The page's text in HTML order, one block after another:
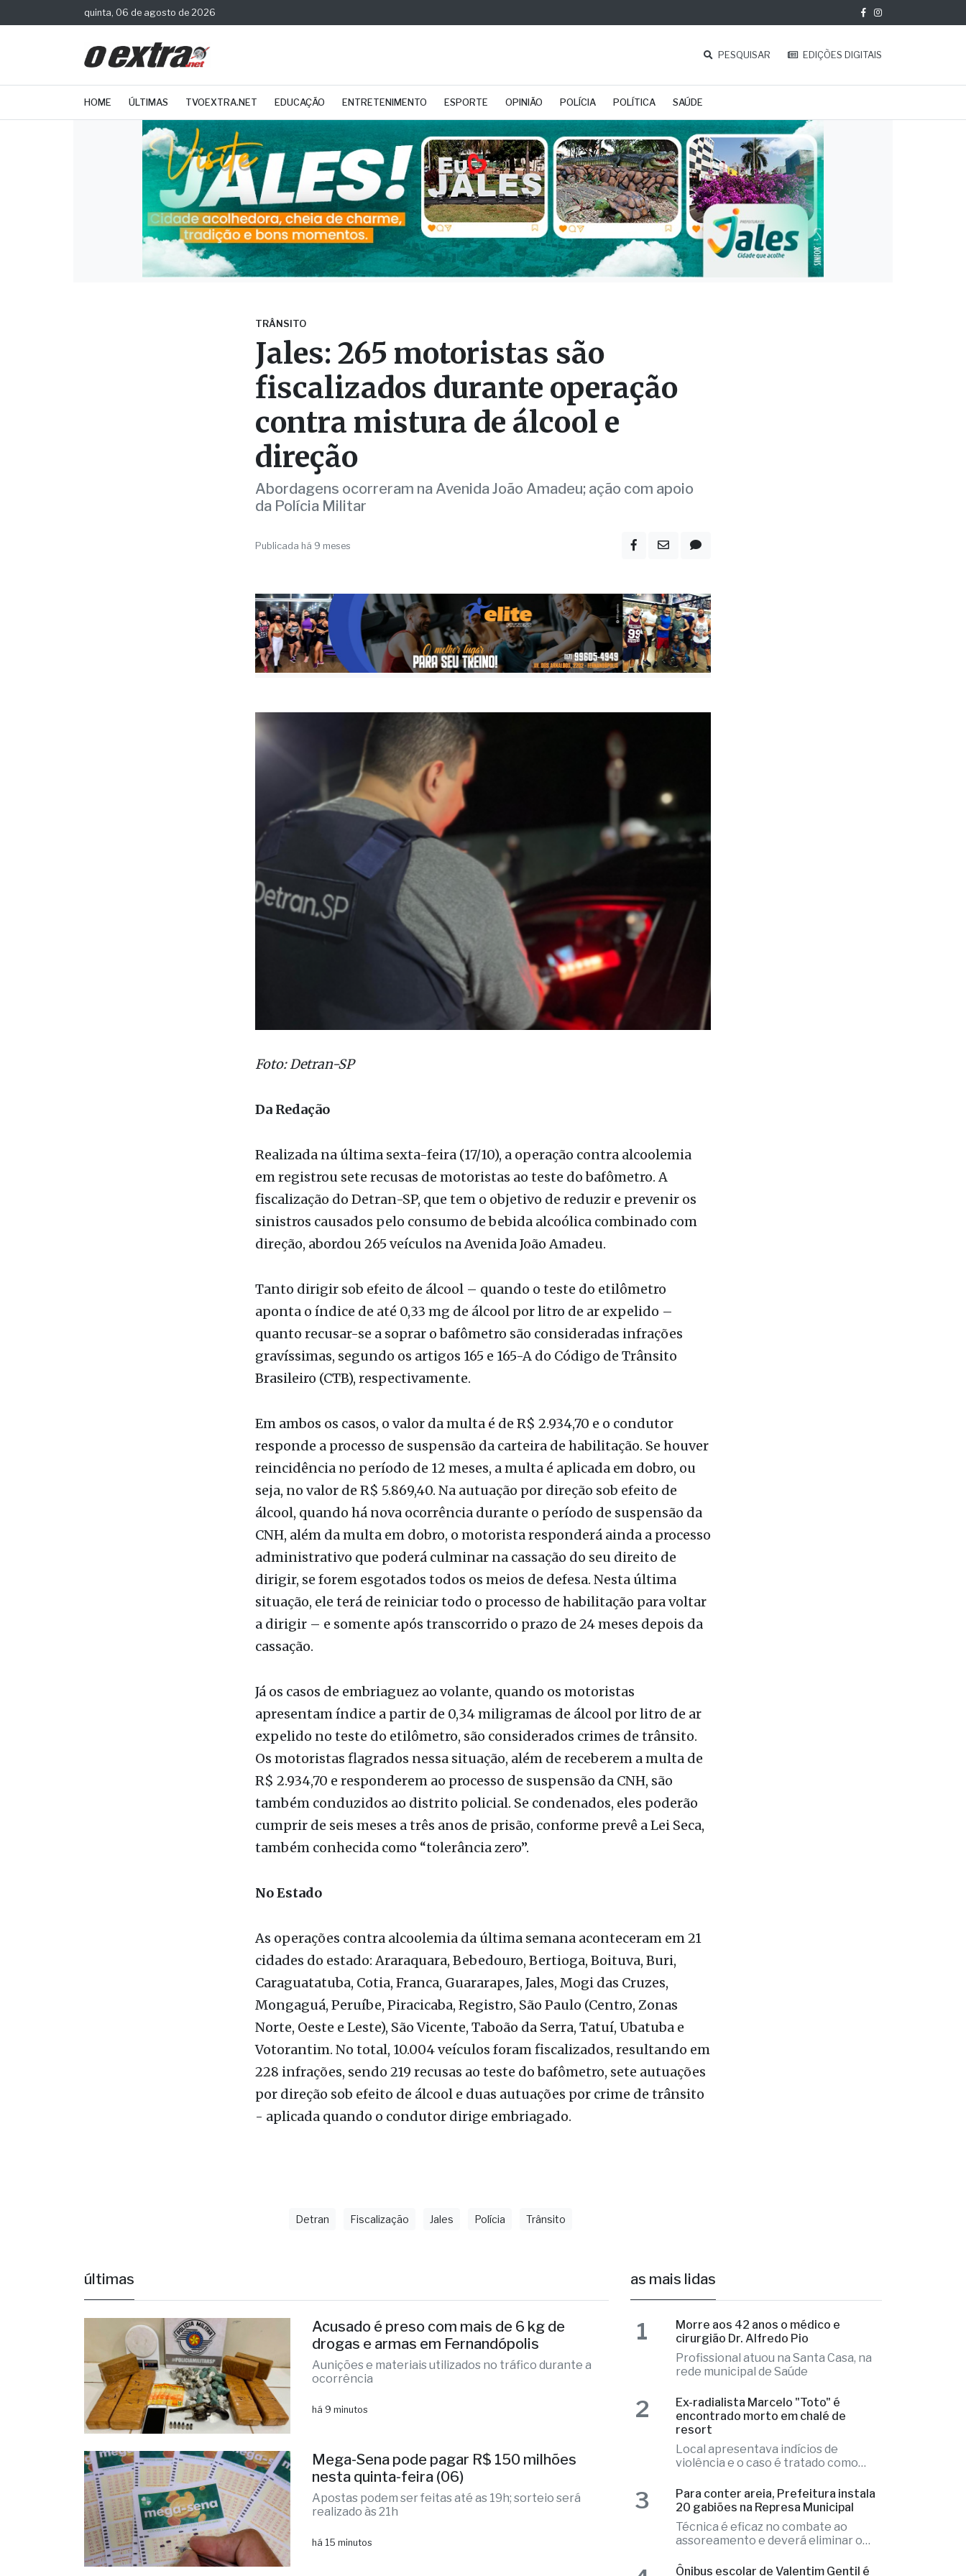
quinta, 06 de agosto de 2026
PESQUISAR EDIÇÕES DIGITAIS
HOME ÚLTIMAS TVOEXTRA.NET EDUCAÇÃO ENTRETENIMENTO ESPORTE OPINIÃO POLÍCIA POLÍTICA SAÚDE
TRÂNSITO
fiscalizados durante operação
contra mistura de álcool e
direção
Abordagens ocorreram na Avenida João Amadeu; ação com apoio
da Polícia Militar
Publicada há 9 meses
Da Redação
Realizada na última sexta-feira (17/10), a operação contra alcoolemia
fiscalização do Detran-SP, que tem o objetivo de reduzir e prevenir os
sinistros causados pelo consumo de bebida alcoólica combinado com
direção, abordou 265 veículos na Avenida João Amadeu.
Tanto dirigir sob efeito de álcool – quando o teste do etilômetro
quanto recusar-se a soprar o bafômetro são consideradas infrações
gravíssimas, segundo os artigos 165 e 165-A do Código de Trânsito
Brasileiro (CTB), respectivamente.
Em ambos os casos, o valor da multa é de R$ 2.934,70 e o condutor
reincidência no período de 12 meses, a multa é aplicada em dobro, ou
seja, no valor de R$ 5.869,40. Na autuação por direção sob efeito de
álcool, quando há nova ocorrência durante o período de suspensão da
CNH, além da multa em dobro, o motorista responderá ainda a processo
administrativo que poderá culminar na cassação do seu direito de
dirigir, se forem esgotados todos os meios de defesa. Nesta última
situação, ele terá de reiniciar todo o processo de habilitação para voltar
a dirigir – e somente após transcorrido o prazo de 24 meses depois da
cassação.
Já os casos de embriaguez ao volante, quando os motoristas
expelido no teste do etilômetro, são considerados crimes de trânsito.
Os motoristas flagrados nessa situação, além de receberem a multa de
R$ 2.934,70 e responderem ao processo de suspensão da CNH, são
também conduzidos ao distrito policial. Se condenados, eles poderão
cumprir de seis meses a três anos de prisão, conforme prevê a Lei Seca,
também conhecida como “tolerância zero”.
No Estado
As operações contra alcoolemia da última semana aconteceram em 21
Caraguatatuba, Cotia, Franca, Guararapes, Jales, Mogi das Cruzes,
Mongaguá, Peruíbe, Piracicaba, Registro, São Paulo (Centro, Zonas
Norte, Oeste e Leste), São Vicente, Taboão da Serra, Tatuí, Ubatuba e
Votorantim. No total, 10.004 veículos foram fiscalizados, resultando em
228 infrações, sendo 219 recusas ao teste do bafômetro, sete autuações
por direção sob efeito de álcool e duas autuações por crime de trânsito
- aplicada quando o condutor dirige embriagado.
ocorrência
há 9 minutos
Mega-Sena pode pagar R$ 150 milhões
realizado às 21h
há 15 minutos
Fernandópolis une forças pela paz e contra
Morre aos 42 anos o médico e
cirurgião Dr. Alfredo Pio
rede municipal de Saúde
1
Ex-radialista Marcelo "Toto" é
encontrado morto em chalé de
resort
Local apresentava indícios de
violência e o caso é tratado como
investigação
Para conter areia, Prefeitura instala
20 gabiões na Represa Municipal
assoreamento e deverá eliminar o
problema
Ônibus escolar de Valentim Gentil é
autuado em fiscalização da PM
que precisou ser substituídos no local